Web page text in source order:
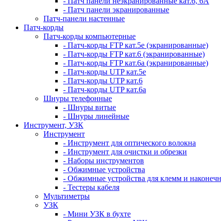
- Патч панели экранированные
Патч-панели настенные
Патч-корды
Патч-корды компьютерные
- Патч-корды FTP кат.5е (экранированные)
- Патч-корды FTP кат.6 (экранированные)
- Патч-корды FTP кат.6а (экранированные)
- Патч-корды UTP кат.5е
- Патч-корды UTP кат.6
- Патч-корды UTP кат.6а
Шнуры телефонные
- Шнуры витые
- Шнуры линейные
Инструмент, УЗК
Инструмент
- Инструмент для оптического волокна
- Инструмент для очистки и обрезки
- Наборы инструментов
- Обжимные устройства
- Обжимные устройства для клемм и
- Тестеры кабеля
Мультиметры
УЗК
- Мини УЗК в бухте